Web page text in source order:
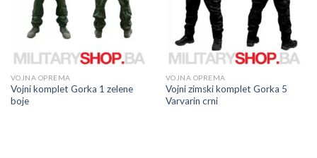
VOJNA OPREMA
Vojni komplet Gorka 1 zelene
boje
VOJNA OPREMA
Vojni zimski komplet Gorka 5
Varvarin crni